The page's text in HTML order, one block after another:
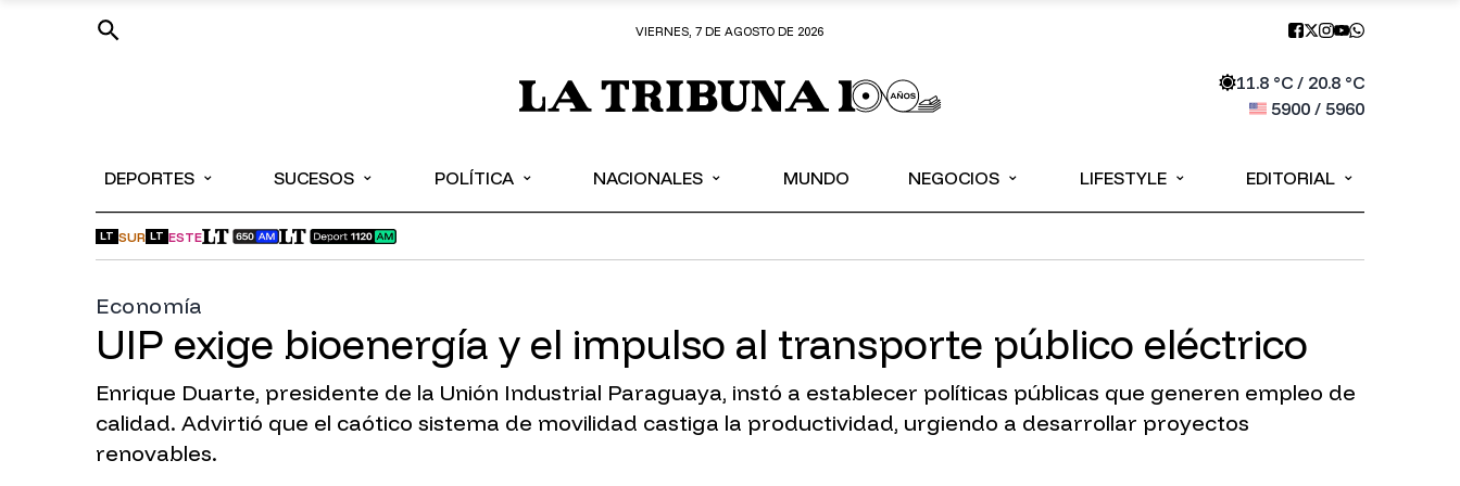
VIERNES, 7 DE AGOSTO DE 2026
11.8°C / 20.8°C
5900/ 5960
DEPORTES ⌄ SUCESOS ⌄ POLÍTICA ⌄ NACIONALES ⌄ MUNDO NEGOCIOS ⌄ LIFESTYLE ⌄ EDITORIAL ⌄
LT SUR LT ESTE
Economía
UIP exige bioenergía y el impulso al transporte público eléctrico
Enrique Duarte, presidente de la Unión Industrial Paraguaya, instó a establecer políticas públicas que generen empleo de
calidad. Advirtió que el caótico sistema de movilidad castiga la productividad, urgiendo a desarrollar proyectos
renovables.